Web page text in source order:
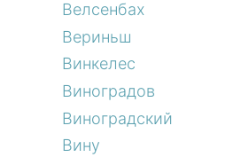
Велсенбах
Вериньш
Винкелес
Виноградов
Виноградский
Вину